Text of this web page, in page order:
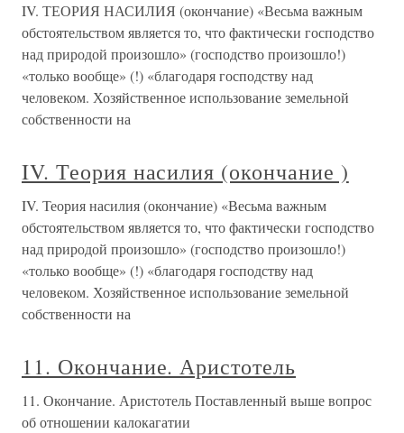
IV. ТЕОРИЯ НАСИЛИЯ (окончание) «Весьма важным
обстоятельством является то, что фактически господство
над природой произошло» (господство произошло!)
«только вообще» (!) «благодаря господству над
человеком. Хозяйственное использование земельной
собственности на
IV. Теория насилия (окончание )
IV. Теория насилия (окончание) «Весьма важным
обстоятельством является то, что фактически господство
над природой произошло» (господство произошло!)
«только вообще» (!) «благодаря господству над
человеком. Хозяйственное использование земельной
собственности на
11. Окончание. Аристотель
11. Окончание. Аристотель Поставленный выше вопрос
об отношении калокагатии